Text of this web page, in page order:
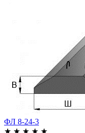
ФЛ 8-24-3
★ ★ ★ ★ ★